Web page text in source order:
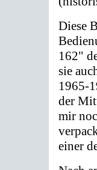
Diese
162"
sie
1965-
der
mir
einer